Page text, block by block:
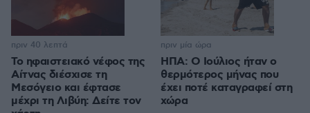
Το ηφαιστειακό νέφος της
Αίτνας διέσχισε τη
Μεσόγειο και έφτασε
μέχρι τη Λιβύη: Δείτε τον
πριν 40 λεπτά
ΗΠΑ: Ο Ιούλιος ήταν ο
θερμότερος μήνας που
έχει ποτέ καταγραφεί στη
χώρα
πριν μία ώρα